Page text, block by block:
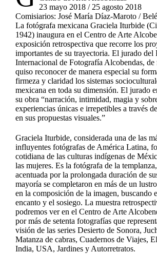
23 mayo 2018 / 25 agosto 2018
Comisiarios: José María Díaz-Maroto /
La fotógrafa mexicana Graciela Iturbide
1942) inaugura en el Centro de Arte
exposición retrospectiva que recorre los
importantes de su trayectoria. El jurado del
Internacional de Fotografía Alcobendas, de
quiso reconocer de manera especial su
firmeza y claridad los sistemas
mexicana en toda su dimensión. El jurado
su obra “narración, intimidad, magia y
experiencias únicas e irrepetibles a través
en sus propuestas visuales.”
Graciela Iturbide, considerada una de las
influyentes fotógrafas de América Latina,
cotidiana de las culturas indígenas de
las mujeres. Es la fotógrafa de la
acentuada por la prolongada duración de
mayoría se completaron en más de un
en la composición de la imagen, buscando
encanto y el sosiego. La muestra
podremos ver en el Centro de Arte
por más de setenta fotografías que
visión de las series Desierto de Sonora,
Matanza de cabras, Cuadernos de Viajes,
India, USA, Jardines y Autorretratos.